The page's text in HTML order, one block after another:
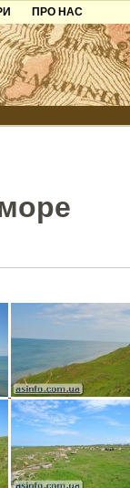
ПРО НАС
Контакти
Партнерам
Додати готель